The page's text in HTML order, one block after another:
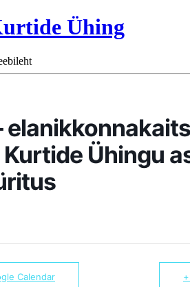
Ühing
Ühingu
Calendar